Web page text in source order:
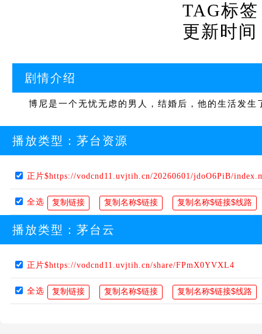
TAG标
更新时
剧情介绍
博尼是一个无忧无虑的男人，结婚后，他的生活发生
播放类型： 茅台资源
正片$https://vodcnd11.uvjtih.cn/20260601/jdoO6PiB/
全选
播放类型： 茅台云
正片$https://vodcnd11.uvjtih.cn/share/FPmX0YVXL4
全选